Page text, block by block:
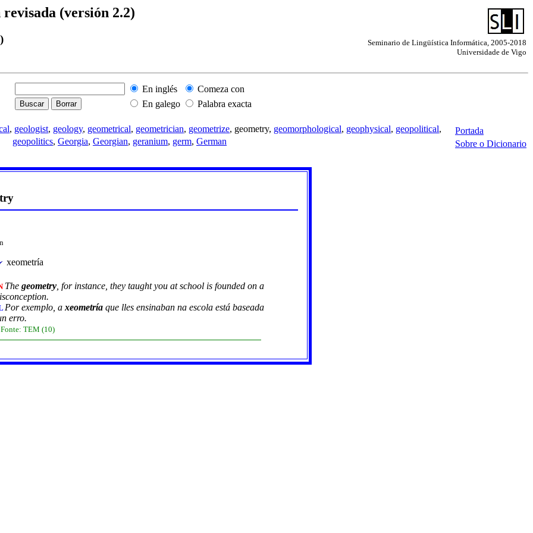
Seminario de Lingüística Informática, 2005-2018
Universidade de Vigo
(versión 2.2)
En inglés
Comeza con
En galego
Palabra exacta
Portada
Sobre o Dicionario
, geologist, geology, geometrical, geometrician, geometrize, geometry, geomorphological, geophysical, geopolitical,
geopolitics, Georgia, Georgian, geranium, germ, German
xeometría
The geometry , for instance, they taught you at school is founded on a
Por exemplo, a xeometría que lles ensinaban na escola está baseada
erro.
Fonte: TEM (10)